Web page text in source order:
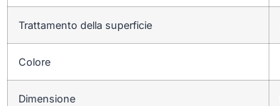
Trattamento della superficie
Colore
Dimensione